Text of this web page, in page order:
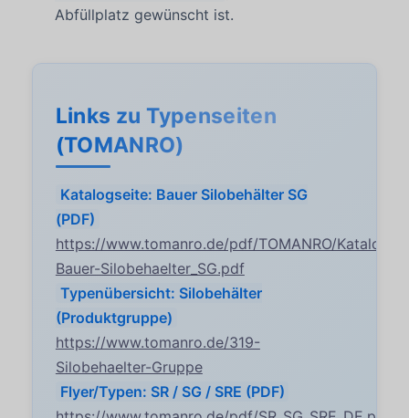
Abfüllplatz gewünscht ist.
Links zu Typenseiten
(TOMANRO)
Katalogseite: Bauer Silobehälter SG
(PDF)
https://www.tomanro.de/pdf/TOMANRO/
Bauer-Silobehaelter_SG.pdf
Typenübersicht: Silobehälter
(Produktgruppe)
https://www.tomanro.de/319-
Silobehaelter-Gruppe
Flyer/Typen: SR / SG / SRE (PDF)